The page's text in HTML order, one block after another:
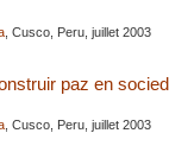
, Cusco, Peru, juillet 2003
paz en
, Cusco, Peru, juillet 2003